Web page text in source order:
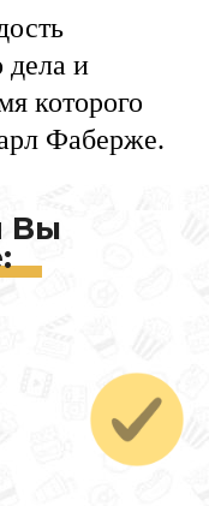
дела и
которого
Фаберже.
Вы